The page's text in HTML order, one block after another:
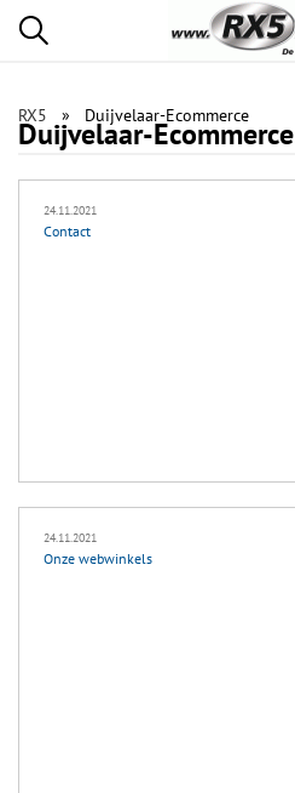
RX5 Duijvelaar-Ecommerce
Duijvelaar-Ecommerce
24.11.2021
Contact
24.11.2021
Onze webwinkels